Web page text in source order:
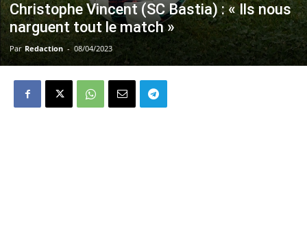
Christophe Vincent (SC Bastia) : « Ils nous
narguent tout le match »
Par Redaction - 08/04/2023